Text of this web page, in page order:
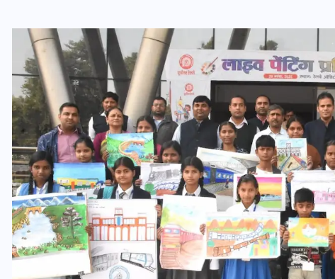
वोटर लिस्ट पुनरीक्षण कार्यक्रम में
हुआ बदलाव, देखें नई तारीखों की
पूरी लिस्ट
30 दिसम्बर 2025